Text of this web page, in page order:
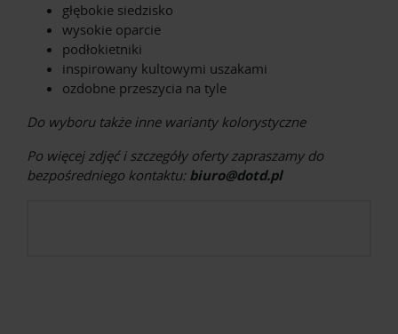
głębokie siedzisko
wysokie oparcie
podłokietniki
inspirowany kultowymi uszakami
ozdobne przeszycia na tyle
Do wyboru także inne warianty kolorystyczne
Po więcej zdjęć i szczegóły oferty zapraszamy do
bezpośredniego kontaktu: biuro@dotd.pl